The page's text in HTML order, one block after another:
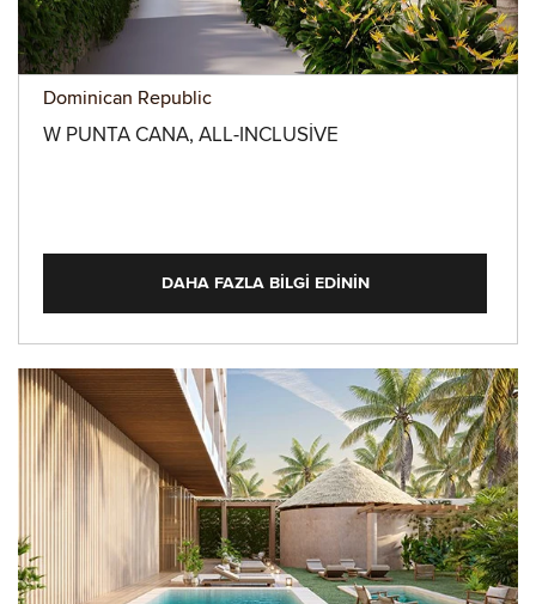
Dominican Republic
W PUNTA CANA, ALL-INCLUSIVE
DAHA FAZLA BILGI EDININ